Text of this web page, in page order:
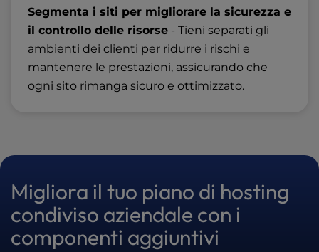
Segmenta i siti per migliorare la sicurezza e
il controllo delle risorse - Tieni separati gli
ambienti dei clienti per ridurre i rischi e
mantenere le prestazioni, assicurando che
ogni sito rimanga sicuro e ottimizzato.
Migliora il tuo piano di hosting
condiviso aziendale con i
componenti aggiuntivi